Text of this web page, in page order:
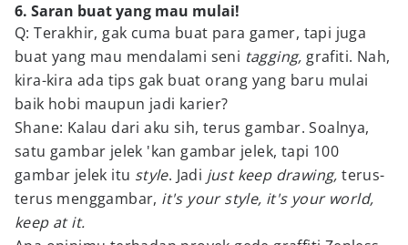
6. Saran buat yang mau mulai!
Q: Terakhir, gak cuma buat para gamer, tapi juga
buat yang mau mendalami seni tagging, grafiti. Nah,
kira-kira ada tips gak buat orang yang baru mulai
baik hobi maupun jadi karier?
Shane: Kalau dari aku sih, terus gambar. Soalnya,
satu gambar jelek 'kan gambar jelek, tapi 100
gambar jelek itu style. Jadi just keep drawing,terus-
terus menggambar, it's your style, it's your world,
keep at it.